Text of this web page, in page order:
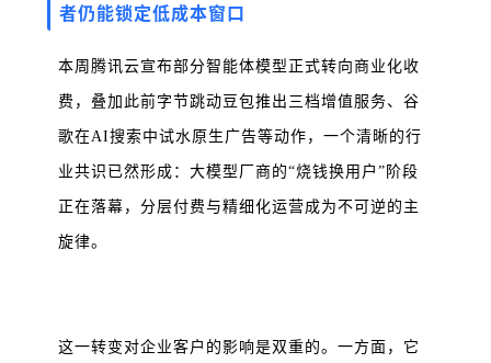
者仍能锁定低成本窗口
本周腾讯云宣布部分智能体模型正式转向商业化收
费，叠加此前字节跳动豆包推出三档增值服务、谷
歌在AI搜索中试水原生广告等动作，一个清晰的行
业共识已然形成：大模型厂商的“烧钱换用户”阶段
正在落幕，分层付费与精细化运营成为不可逆的主
旋律。
这一转变对企业客户的影响是双重的。 一方面，它